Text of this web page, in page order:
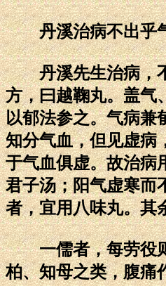
丹溪治病不出乎
丹溪先生治病，不
方，曰越鞠丸。盖气
以郁法参之。气病兼
知分气血，但见虚病
于气血俱虚。故治病
君子汤；阳气虚寒而
者，宜用八味丸。其
一儒者，每劳役则
柏、知母之类，腹痛